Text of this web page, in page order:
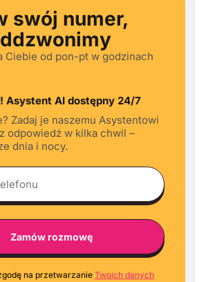
swój numer,
Ciebie od pon-pt w godzinach
Asystent AI dostępny 24/7
Zadaj je naszemu Asystentowi
odpowiedź w kilka chwil –
dnia i nocy.
na przetwarzanieTwoich danych